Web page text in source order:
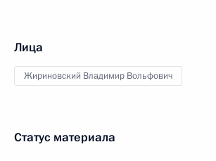
Лица
Жириновский Владимир Вольфович
Статус материала